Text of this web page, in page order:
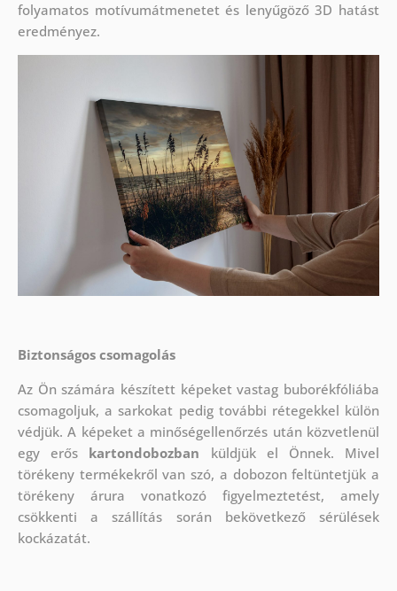
folyamatos motívumátmenetet és lenyűgöző 3D hatást
eredményez.
Biztonságos csomagolás
Az Ön számára készített képeket vastag buborékfóliába
csomagoljuk, a sarkokat pedig további rétegekkel külön
védjük.A képeket a minőségellenőrzés után közvetlenül
egy erős kartondobozban küldjük el Önnek. Mivel
törékeny termékekről van szó, a dobozon feltüntetjük a
törékeny árura vonatkozó figyelmeztetést, amely
csökkenti a szállítás során bekövetkező sérülések
kockázatát.